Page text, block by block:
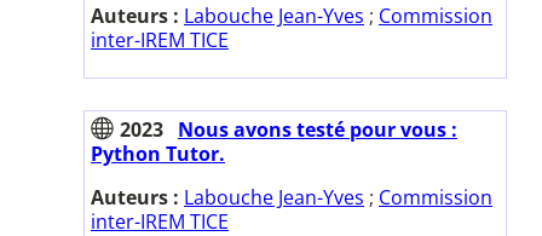
Auteurs : Labouche Jean-Yves ; Commission
inter-IREM TICE
2023 Nous avons testé pour vous :
Python Tutor.
Auteurs : Labouche Jean-Yves ; Commission
inter-IREM TICE